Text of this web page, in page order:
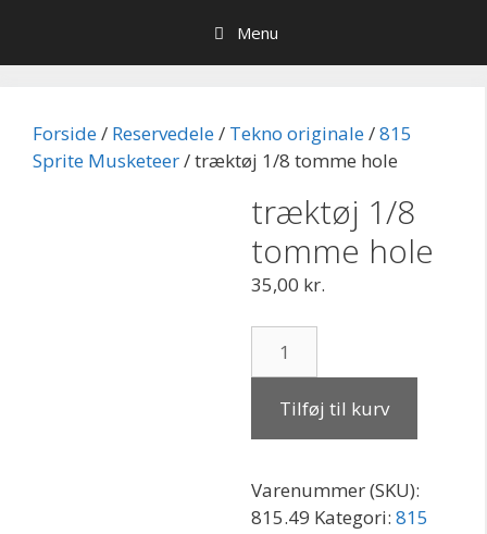
indhold
Menu
Forside/ Reservedele/ Tekno originale/815
Sprite Musketeer/ træktøj 1/8 tomme hole
træktøj 1/8
tomme hole
35,00 kr.
hole
antal
Tilføj til kurv
Varenummer (SKU):
815.49 Kategori: 815